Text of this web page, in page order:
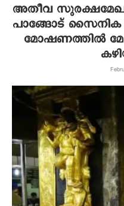
അതീവ
പാങ്ങോട് സൈനിക
മോഷണത്തിൽ